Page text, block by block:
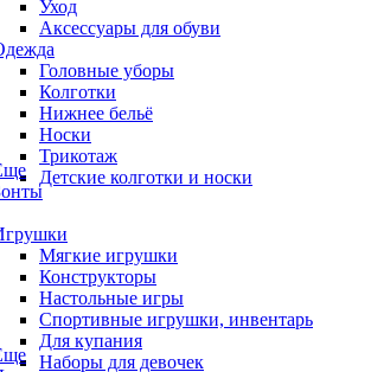
Уход
Аксессуары для обуви
Головные уборы
Колготки
Нижнее бельё
Носки
Трикотаж
Детские колготки и носки
Мягкие игрушки
Конструкторы
Настольные игры
Спортивные игрушки, инвентарь
Для купания
Наборы для девочек